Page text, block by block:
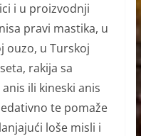
i u proizvodnji
pravi mastika, u
ouzo, u Turskoj
rakija sa
ili kineski anis
te pomaže
loše misli i